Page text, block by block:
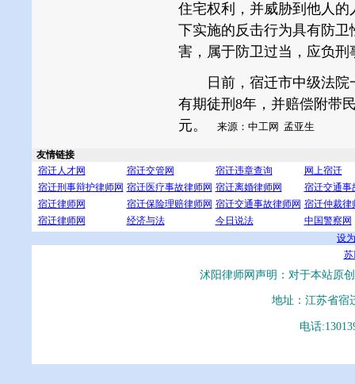
住宅权利，并威胁到他人
下实施的反击行为具有防
害，属于防卫过当，应负
日前，宿迁市中级法院
有期徒刑8年，并赔偿附带
元。
来源：中工网 孟亚生
友情链接
宿迁人才网
宿迁交管网 宿迁违章查询
网上宿迁
宿迁刑事辩护律师网 宿迁医疗事故律师网 宿迁离婚律师网
宿迁交通事
宿迁律师网
宿迁保险理赔律师网 宿迁交通事故律师网 宿迁仲裁律
宿迁律师网
经济与法 今日说法
中国警察网
设
苏
沭阳律师网声明：对于本站原
地址：江苏省宿
电话